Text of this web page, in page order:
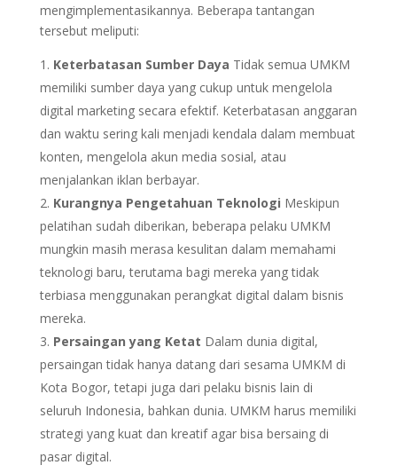
mengimplementasikannya. Beberapa tantangan
tersebut meliputi:
Keterbatasan Sumber Daya Tidak semua UMKM
memiliki sumber daya yang cukup untuk mengelola
digital marketing secara efektif. Keterbatasan anggaran
dan waktu sering kali menjadi kendala dalam membuat
konten, mengelola akun media sosial, atau
menjalankan iklan berbayar.
Kurangnya Pengetahuan Teknologi Meskipun
pelatihan sudah diberikan, beberapa pelaku UMKM
mungkin masih merasa kesulitan dalam memahami
teknologi baru, terutama bagi mereka yang tidak
terbiasa menggunakan perangkat digital dalam bisnis
mereka.
Persaingan yang Ketat Dalam dunia digital,
persaingan tidak hanya datang dari sesama UMKM di
Kota Bogor, tetapi juga dari pelaku bisnis lain di
seluruh Indonesia, bahkan dunia. UMKM harus memiliki
strategi yang kuat dan kreatif agar bisa bersaing di
pasar digital.